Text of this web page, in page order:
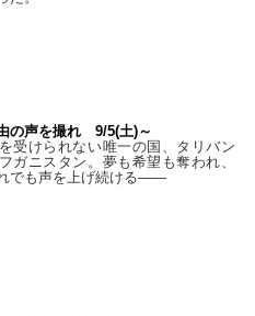
の声を撮れ 9/5(土)～
受けられない唯一の国、タリバン
ガニスタン。夢も希望も奪われ、
でも声を上げ続ける——